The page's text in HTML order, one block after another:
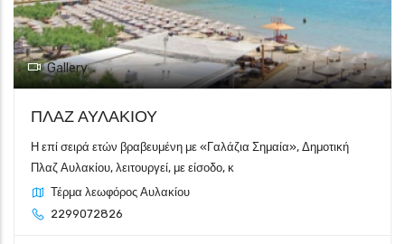
Gallery
ΠΛΑΖ ΑΥΛΑΚΙΟΥ
Η επί σειρά ετών βραβευμένη με «Γαλάζια Σημαία», Δημοτική
Πλαζ Αυλακίου, λειτουργεί, με είσοδο, κ
Τέρμα λεωφόρος Αυλακίου
2299072826